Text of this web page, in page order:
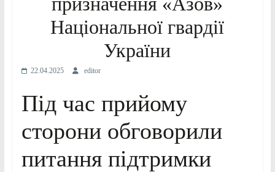
Національної гвардії
України
22.04.2025 editor
Під час прийому
сторони обговорили
питання підтримки